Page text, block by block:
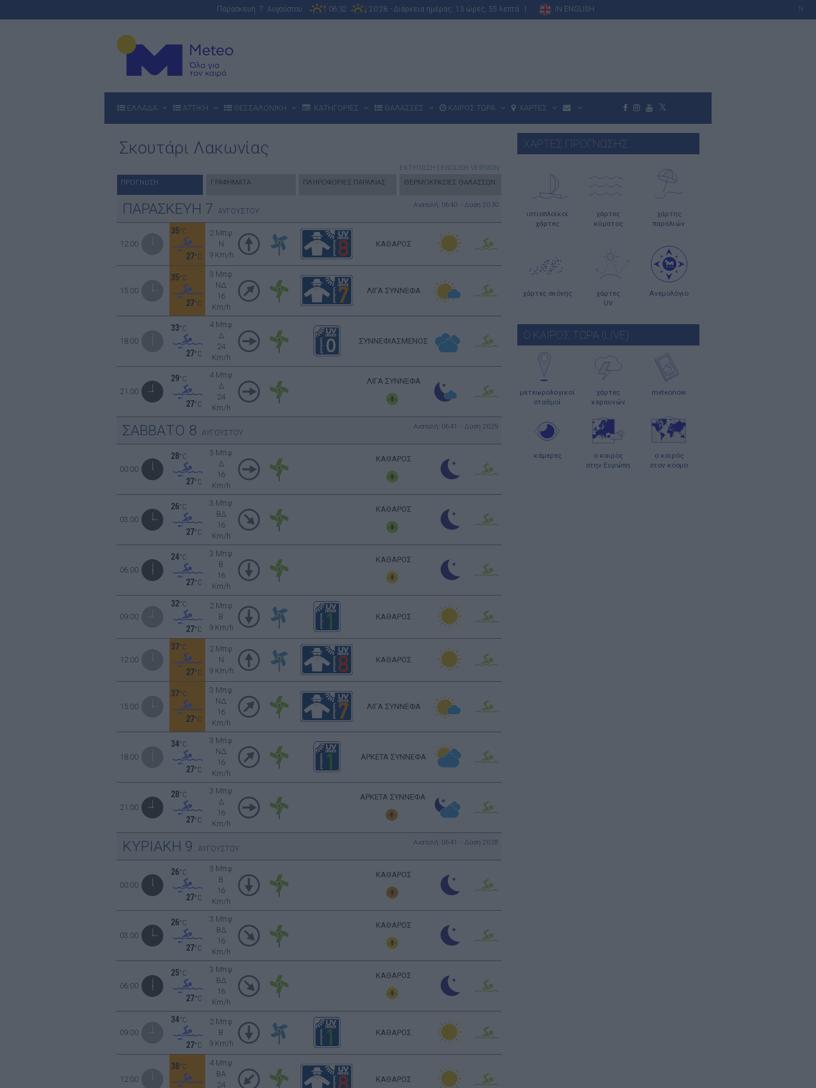
Παρασκευή 7 Αυγούστου 06:32 20:28 - Διάρκεια ημέρας: 13 ώρες, 55 λεπτά | IN ENGLISH N
ΕΛΛΑΔΑ ΑΤΤΙΚΗ ΘΕΣΣΑΛΟΝΙΚΗ ΚΑΤΗΓΟΡΙΕΣ ΘΑΛΑΣΣΕΣ ΚΑΙΡΟΣ ΤΩΡΑ ΧΑΡΤΕΣ
Σκουτάρι Λακωνίας
ΕΚΤΥΠΩΣΗ | ENGLISH VERSION
ΠΡΟΓΝΩΣΗ ΓΡΑΦΗΜΑΤΑ ΠΛΗΡΟΦΟΡΙΕΣ ΠΑΡΑΛΙΑΣ ΘΕΡΜΟΚΡΑΣΙΕΣ ΘΑΛΑΣΣΩΝ
ΠΑΡΑΣΚΕΥΗ 7 ΑΥΓΟΥΣΤΟΥ
Ανατολή: 06:40 - Δύση 20:30
12:00
35°C
27°C
2 Μπφ
N
9 Km/h
ΚΑΘΑΡΟΣ
15:00
35°C
27°C
3 Μπφ
ΝΔ
16
Km/h
ΛΙΓΑ ΣΥΝΝΕΦΑ
18:00
33°C
27°C
4 Μπφ
Δ
24
Km/h
ΣΥΝΝΕΦΙΑΣΜΕΝΟΣ
21:00
29°C
27°C
4 Μπφ
Δ
24
Km/h
ΛΙΓΑ ΣΥΝΝΕΦΑ
ΣΑΒΒΑΤΟ 8 ΑΥΓΟΥΣΤΟΥ
Ανατολή: 06:41 - Δύση 20:29
00:00
28°C
27°C
3 Μπφ
Δ
16
Km/h
ΚΑΘΑΡΟΣ
03:00
26°C
27°C
3 Μπφ
ΒΔ
16
Km/h
ΚΑΘΑΡΟΣ
06:00
24°C
27°C
3 Μπφ
B
16
Km/h
ΚΑΘΑΡΟΣ
09:00
32°C
27°C
2 Μπφ
B
9 Km/h
ΚΑΘΑΡΟΣ
12:00
37°C
27°C
2 Μπφ
N
9 Km/h
ΚΑΘΑΡΟΣ
15:00
37°C
27°C
3 Μπφ
ΝΔ
16
Km/h
ΛΙΓΑ ΣΥΝΝΕΦΑ
18:00
34°C
27°C
3 Μπφ
ΝΔ
16
Km/h
ΑΡΚΕΤΑ ΣΥΝΝΕΦΑ
21:00
28°C
27°C
3 Μπφ
Δ
16
Km/h
ΑΡΚΕΤΑ ΣΥΝΝΕΦΑ
ΚΥΡΙΑΚΗ 9 ΑΥΓΟΥΣΤΟΥ
Ανατολή: 06:41 - Δύση 20:28
00:00
26°C
27°C
3 Μπφ
B
16
Km/h
ΚΑΘΑΡΟΣ
03:00
26°C
27°C
3 Μπφ
ΒΔ
16
Km/h
ΚΑΘΑΡΟΣ
06:00
25°C
27°C
3 Μπφ
ΒΔ
16
Km/h
ΚΑΘΑΡΟΣ
09:00
34°C
27°C
2 Μπφ
B
9 Km/h
ΚΑΘΑΡΟΣ
12:00
38°C
4 Μπφ
BA
24
ΚΑΘΑΡΟΣ
ΧΑΡΤΕΣ ΠΡΟΓΝΩΣΗΣ
ιστιοπλοϊκοί
χάρτες
χάρτες
κύματος
χάρτης
παραλιών
χάρτες σκόνης
χάρτες
UV
Ανεμολόγιο
Ο ΚΑΙΡΟΣ ΤΩΡΑ (LIVE)
μετεωρολογικοί
σταθμοί
χάρτες
κεραυνών
meteonow
κάμερες
ο καιρός
στην Ευρώπη
ο καιρός
στον κόσμο